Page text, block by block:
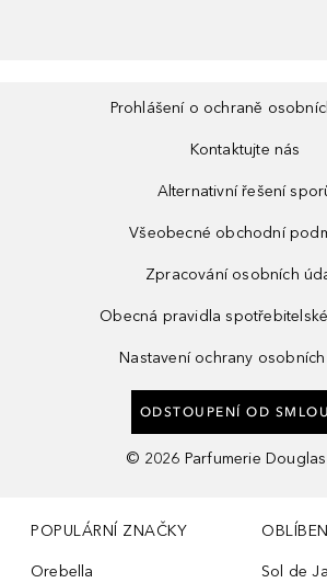
Prohlášení o ochraně
Kontaktujte nás
Alternativní řešení
Všeobecné obchodní
Zpracování osobních
Obecná pravidla
Nastavení ochrany
ODSTOUPENÍ OD
© 2026 Parfumerie
POPULÁRNÍ ZNAČKY
Orebella
Sol de